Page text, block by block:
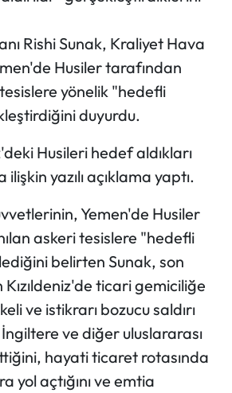
Rishi Sunak, Kraliyet Hava
Husiler tarafından
yönelik "hedefli
duyurdu.
Husileri hedef aldıkları
ilişkin yazılı açıklama yaptı.
Yemen'de Husiler
askeri tesislere "hedefli
belirten Sunak, son
ticari gemiciliğe
ve istikrarı bozucu saldırı
ve diğer uluslararası
hayati ticaret rotasında
yol açtığını ve emtia